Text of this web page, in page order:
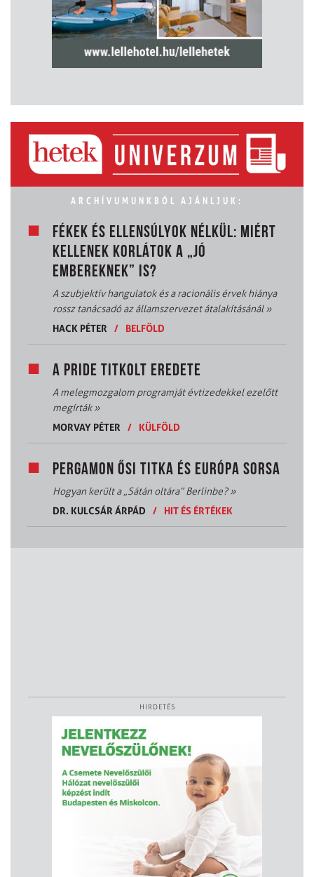
ARCHÍVUMUNKBÓL AJÁNLJUK:
FÉKEK ÉS ELLENSÚLYOK NÉLKÜL: MIÉRT
KELLENEK KORLÁTOK A „JÓ
EMBEREKNEK” IS?
A szubjektív hangulatok és a racionális érvek hiánya
rossz tanácsadó az államszervezet átalakításánál»
HACK PÉTER
/ BELFÖLD
A PRIDE TITKOLT EREDETE
A melegmozgalom programját évtizedekkel ezelőtt
megírták»
MORVAY PÉTER
/ KÜLFÖLD
PERGAMON ŐSI TITKA ÉS EURÓPA SORSA
Hogyan került a „Sátán oltára” Berlinbe?»
DR. KULCSÁR ÁRPÁD
/ HIT ÉS ÉRTÉKEK
HIRDETÉS